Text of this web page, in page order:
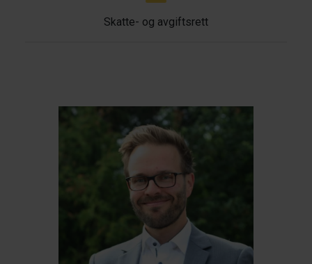
Skatte- og avgiftsrett